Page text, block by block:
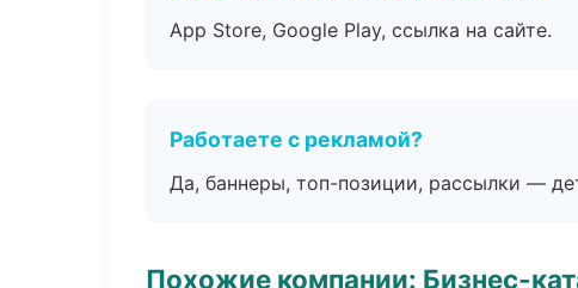
App Store, Google Play, ссылка на сайте.
Работаете с рекламой?
Да, баннеры, топ-позиции, рассылки —
Похожие компании: Бизнес-